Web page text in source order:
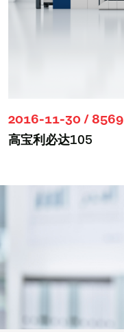
2016-11-30 / 8569
高宝利必达105